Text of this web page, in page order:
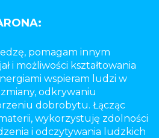
pomagam innym
i możliwości kształtowania
wspieram ludzi w
odkrywaniu
dobrobytu. Łącząc
wykorzystuję zdolności
i odczytywania ludzkich